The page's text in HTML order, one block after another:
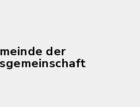
der